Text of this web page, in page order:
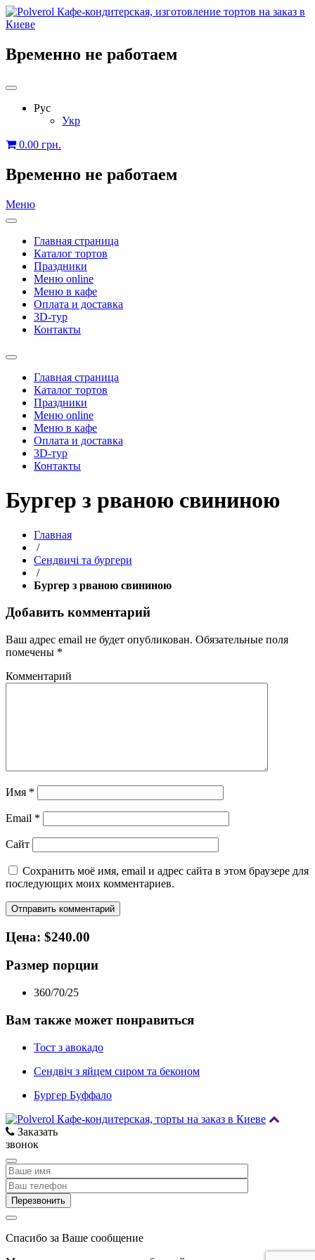
Временно не работаем
Рус
Укр
0.00 грн.
Временно не работаем
Меню
Главная страница
Каталог тортов
Праздники
Меню online
Меню в кафе
Оплата и доставка
3D-тур
Контакты
Главная страница
Каталог тортов
Праздники
Меню online
Меню в кафе
Оплата и доставка
3D-тур
Контакты
Бургер з рваною свининою
Главная
/
Сендвичі та бургери
/
Бургер з рваною свининою
Добавить комментарий
Ваш адрес email не будет опубликован. Обязательные поля
помечены *
Комментарий
Имя *
Email *
Сайт
Сохранить моё имя, email и адрес сайта в этом браузере для
последующих моих комментариев.
Цена: $240.00
Размер порции
360/70/25
Вам также может понравиться
Тост з авокадо
Сендвіч з яйцем сиром та беконом
Бургер Буффало
Заказать
звонок
Спасибо за Ваше сообщение